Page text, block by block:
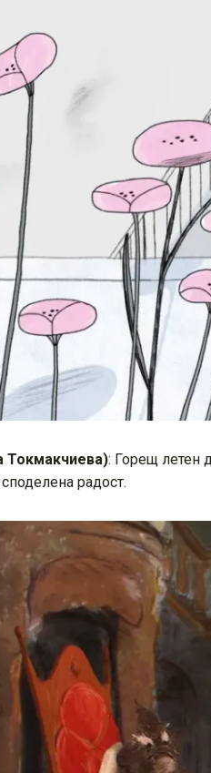
Токмакчиева): Горещ летен
радост.